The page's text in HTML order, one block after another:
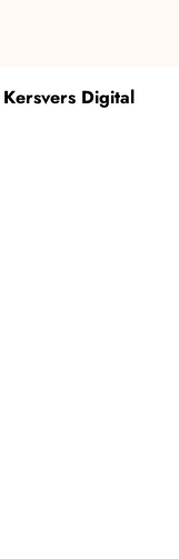
Kersvers Digital